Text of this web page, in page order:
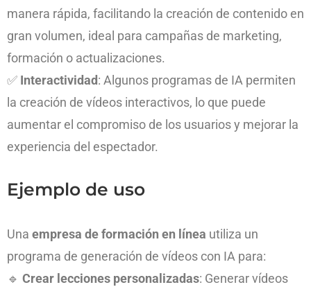
manera rápida, facilitando la creación de contenido en
gran volumen, ideal para campañas de marketing,
formación o actualizaciones.
✅ Interactividad: Algunos programas de IA permiten
la creación de vídeos interactivos, lo que puede
aumentar el compromiso de los usuarios y mejorar la
experiencia del espectador.
Ejemplo de uso
Una empresa de formación en línea utiliza un
programa de generación de vídeos con IA para:
🔹 Crear lecciones personalizadas: Generar vídeos